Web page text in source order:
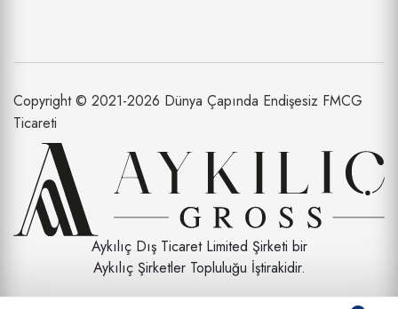
Copyright © 2021-2026 Dünya Çapında Endişesiz FMCG
Ticareti
Aykılıç Dış Ticaret Limited Şirketi bir
Aykılıç Şirketler Topluluğu İştirakidir.